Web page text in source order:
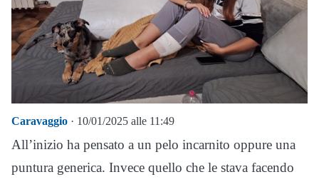
Caravaggio · 10/01/2025 alle 11:49
All’inizio ha pensato a un pelo incarnito oppure una
puntura generica. Invece quello che le stava facendo